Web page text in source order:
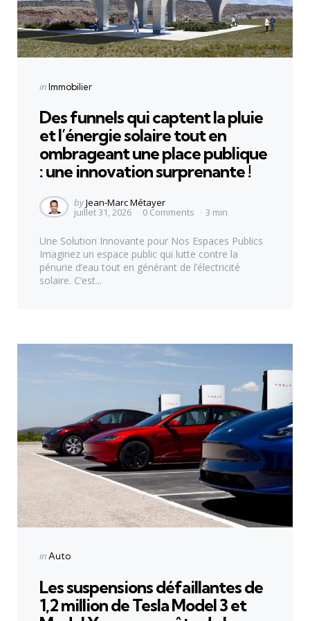
Categories
Posted
inImmobilier
Des funnels qui captent la pluie
et l’énergie solaire tout en
ombrageant une place publique
: une innovation surprenante !
Posted
by
byJean-Marc Métayer
juillet 31, 2026 0 Comments 3 min
Une Solution Innovante pour Nos Espaces Publics
Imaginez un espace public qui lutte contre la
pénurie d’eau tout en générant de l’électricité
solaire. C’est...
Categories
Posted
inAuto
Les suspensions défaillantes de
1,2 million de Tesla Model 3 et